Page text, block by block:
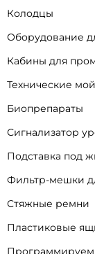
Колодцы
Оборудование
Кабины для
Технические
Биопрепараты
Сигнализатор
Подставка под
Фильтр-мешки
Стяжные ремни
Пластиковые